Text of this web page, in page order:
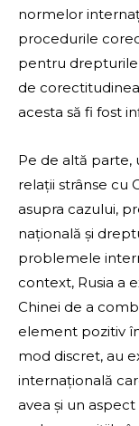
normelor
procedurile
pentru
de
acesta să fi fost
Pe de altă parte,
relații strânse cu
asupra cazului,
națională și
problemele
context, Rusia a
Chinei de a
element pozitiv
mod discret, au
internațională
avea și un